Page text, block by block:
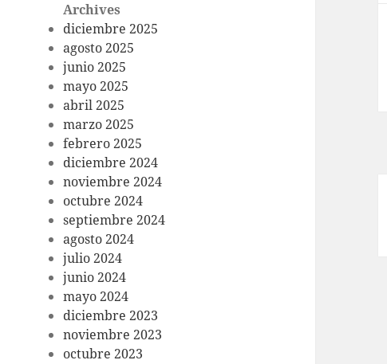
Archives
diciembre 2025
agosto 2025
junio 2025
mayo 2025
abril 2025
marzo 2025
febrero 2025
diciembre 2024
noviembre 2024
octubre 2024
septiembre 2024
agosto 2024
julio 2024
junio 2024
mayo 2024
diciembre 2023
noviembre 2023
octubre 2023